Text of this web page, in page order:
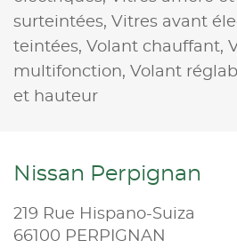
surteintées, Vitres avant
teintées, Volant chauffant,
multifonction, Volant
et hauteur
Nissan Perpignan
219 Rue Hispano-Suiza
66100 PERPIGNAN